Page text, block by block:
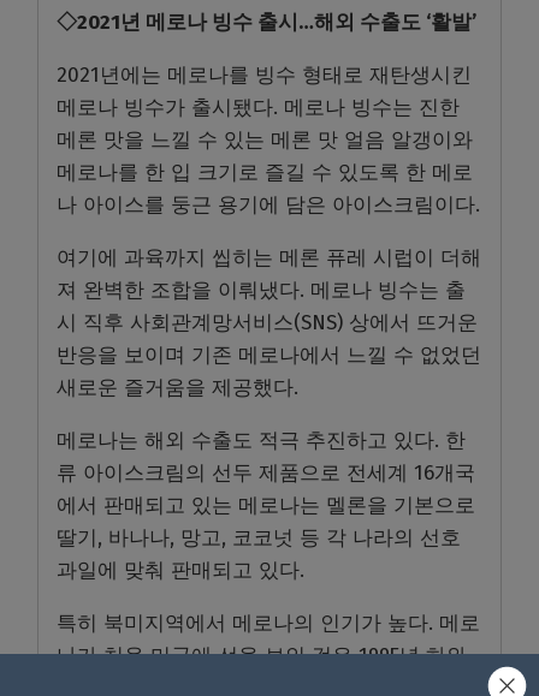
◇2021년 메로나 빙수 출시…해외 수출도 ‘활발’
2021년에는 메로나를 빙수 형태로 재탄생시킨
메로나 빙수가 출시됐다. 메로나 빙수는 진한
메론 맛을 느낄 수 있는 메론 맛 얼음 알갱이와
메로나를 한 입 크기로 즐길 수 있도록 한 메로
나 아이스를 둥근 용기에 담은 아이스크림이다.
여기에 과육까지 씹히는 메론 퓨레 시럽이 더해
져 완벽한 조합을 이뤄냈다. 메로나 빙수는 출
시 직후 사회관계망서비스(SNS) 상에서 뜨거운
반응을 보이며 기존 메로나에서 느낄 수 없었던
새로운 즐거움을 제공했다.
메로나는 해외 수출도 적극 추진하고 있다. 한
류 아이스크림의 선두 제품으로 전세계 16개국
에서 판매되고 있는 메로나는 멜론을 기본으로
딸기, 바나나, 망고, 코코넛 등 각 나라의 선호
과일에 맞춰 판매되고 있다.
특히 북미지역에서 메로나의 인기가 높다. 메로
나가 처음 미국에 선을 보인 것은 1995년 하와